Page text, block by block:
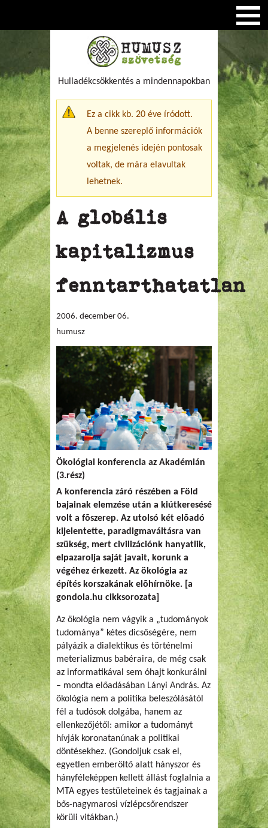
Hulladékcsökkentés a mindennapokban
Figyelmeztető üzenet
Ez a cikk kb. 20 éve íródott.
A benne szereplő információk
a megjelenés idején pontosak
voltak, de mára elavultak
lehetnek.
A globális
kapitalizmus
fenntarthatatlan
2006. december 06.
humusz
Ökológiai konferencia az Akadémián
(3.rész)
A konferencia záró részében a Föld
bajainak elemzése után a kiútkeresésé
volt a fõszerep. Az utolsó két elõadó
kijelentette, paradigmaváltásra van
szükség, mert civilizációnk hanyatlik,
elpazarolja saját javait, korunk a
végéhez érkezett. Az ökológia az
építés korszakának elõhírnöke. [a
gondola.hu cikksorozata]
Az ökológia nem vágyik a „tudományok
tudománya” kétes dicsőségére, nem
pályázik a dialektikus és történelmi
meterializmus babéraira, de még csak
az informatikával sem óhajt konkurálni
– mondta előadásában Lányi András. Az
ökológia nem a politika beleszólásától
fél a tudósok dolgába, hanem az
ellenkezőjétől: amikor a tudományt
hívják koronatanúnak a politikai
döntésekhez. (Gondoljuk csak el,
egyetlen emberöltő alatt hányszor és
hányféleképpen kellett állást foglalnia a
MTA egyes testületeinek és tagjainak a
bős-nagymarosi vízlépcsőrendszer
körüli vitákban.)